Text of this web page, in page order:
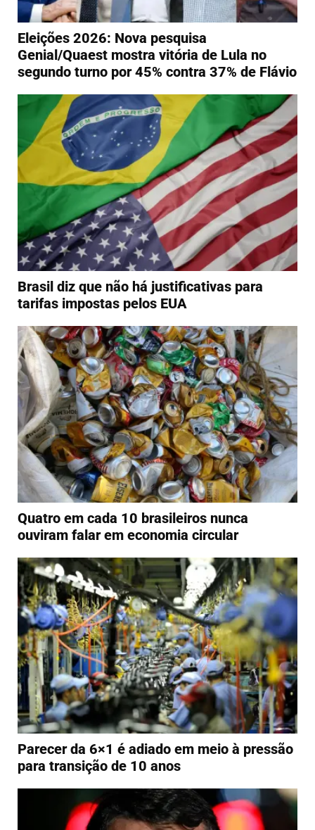
Eleições 2026: Nova pesquisa
Genial/Quaest mostra vitória de Lula no
segundo turno por 45% contra 37% de Flávio
Brasil diz que não há justificativas para
tarifas impostas pelos EUA
Quatro em cada 10 brasileiros nunca
ouviram falar em economia circular
Parecer da 6×1 é adiado em meio à pressão
para transição de 10 anos